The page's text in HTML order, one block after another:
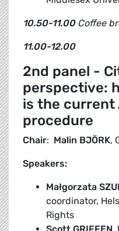
10.50-11.00 Coffee
11.00-12.00
2nd panel -
perspective:
is the current
procedure
Chair: Malin BJÖRK,
Speakers:
Małgorzata
coordinator,
Rights